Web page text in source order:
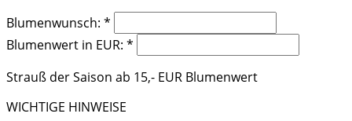
Blumenwunsch: *
Blumenwert in EUR: *
Strauß der Saison ab 15,- EUR Blumenwert
WICHTIGE HINWEISE